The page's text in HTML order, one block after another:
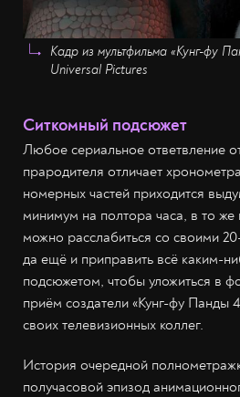
Кадр из мультфильма «Кунг-фу
Universal Pictures
Ситкомный подсюжет
Любое сериальное ответвление
прародителя отличает
номерных частей приходится
минимум на полтора часа, в то
можно расслабиться со своими
да ещё и приправить всё каким-
подсюжетом, чтобы уложиться в
приём создатели «Кунг-фу Панды
своих телевизионных коллег.
История очередной
получасовой эпизод